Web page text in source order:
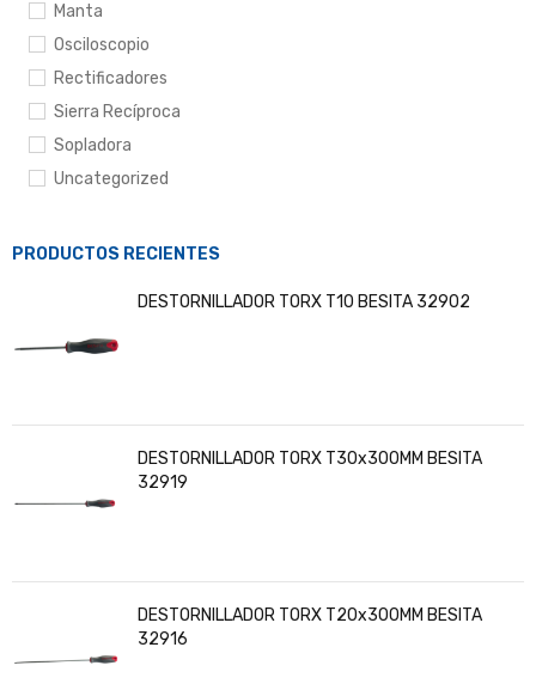
Manta
Osciloscopio
Rectificadores
Sierra Recíproca
Sopladora
Uncategorized
PRODUCTOS RECIENTES
DESTORNILLADOR TORX T10 BESITA 32902
DESTORNILLADOR TORX T30x300MM BESITA
32919
DESTORNILLADOR TORX T20x300MM BESITA
32916